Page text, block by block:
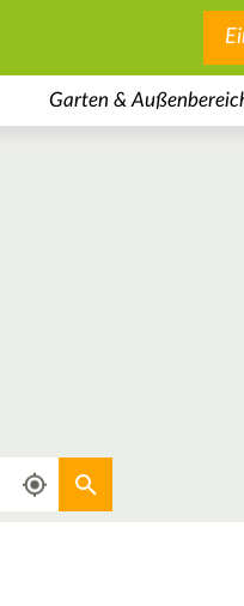
Garten &
Aktuellen